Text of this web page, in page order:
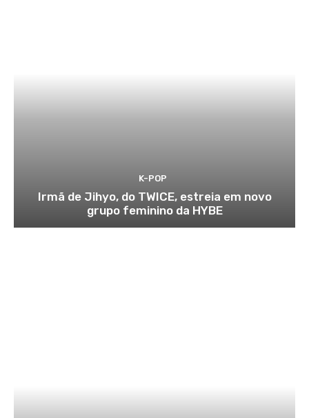
K-POP
Irmã de Jihyo, do TWICE, estreia em novo
grupo feminino da HYBE